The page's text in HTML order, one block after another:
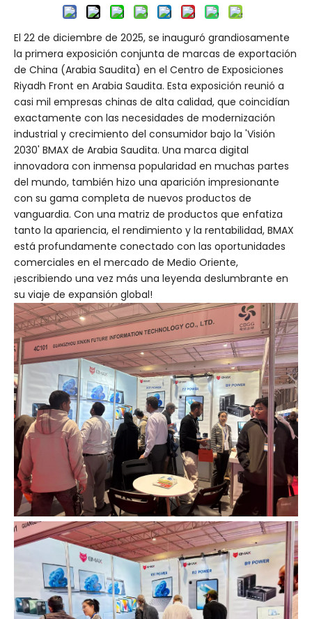
El 22 de diciembre de 2025, se inauguró grandiosamente
la primera exposición conjunta de marcas de exportación
de China (Arabia Saudita) en el Centro de Exposiciones
Riyadh Front en Arabia Saudita. Esta exposición reunió a
casi mil empresas chinas de alta calidad, que coincidían
exactamente con las necesidades de modernización
industrial y crecimiento del consumidor bajo la 'Visión
2030' BMAX de Arabia Saudita. Una marca digital
innovadora con inmensa popularidad en muchas partes
del mundo, también hizo una aparición impresionante
con su gama completa de nuevos productos de
vanguardia. Con una matriz de productos que enfatiza
tanto la apariencia, el rendimiento y la rentabilidad, BMAX
está profundamente conectado con las oportunidades
comerciales en el mercado de Medio Oriente,
¡escribiendo una vez más una leyenda deslumbrante en
su viaje de expansión global!